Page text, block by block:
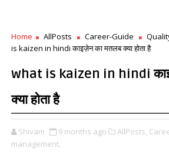
Home AllPosts Career-Guide
is kaizen in hindi काइज़ेन का मतलब क्या होता है
what is kaizen in hindi
क्या होता है
Shivam 9 months ago AllPosts,
management,